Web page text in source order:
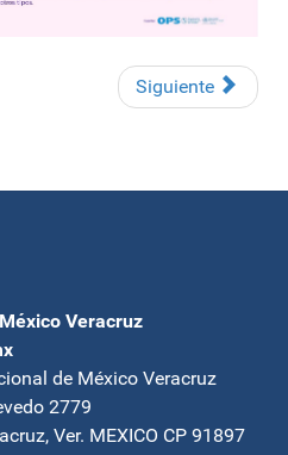
Siguiente
Veracruz
de México Veracruz
2779
Ver. MEXICO CP 91897